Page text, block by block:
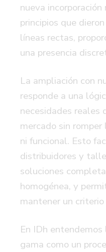
nueva
principios que
líneas rectas,
una presencia
La ampliación con
responde a una
necesidades reales
mercado sin
ni funcional. Esto
distribuidores y
soluciones
homogénea, y
mantener un
En IDh
gama como un